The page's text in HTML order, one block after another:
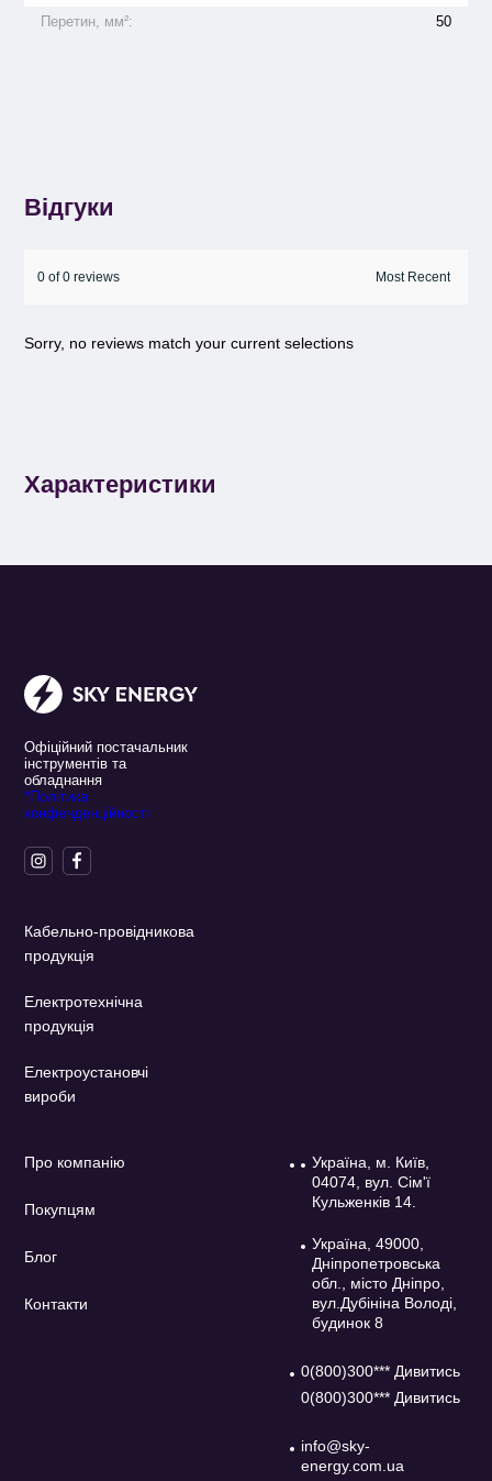
Перетин, мм²:
50
Відгуки
0 of 0 reviews
Sorry, no reviews match your current selections
Характеристики
Офіційний постачальник
інструментів та
обладнання
*Політика
конфенденційності
Кабельно-провідникова
продукція
Електротехнічна
продукція
Електроустановчі
вироби
Про компанію
Покупцям
Блог
Контакти
Україна, м. Київ,
04074, вул. Сім'ї
Кульженків 14.
Україна, 49000,
Дніпропетровська
обл., місто Дніпро,
вул.Дубініна Володі,
будинок 8
0(800)300*** Дивитись
0(800)300*** Дивитись
info@sky-
energy.com.ua